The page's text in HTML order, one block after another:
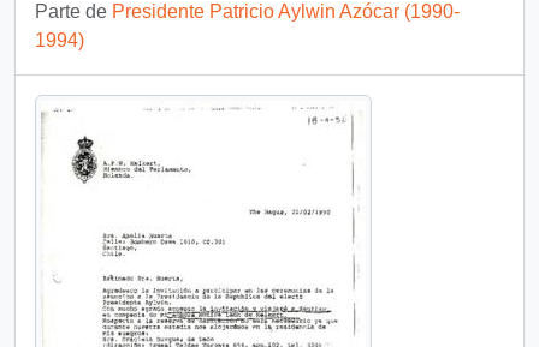
Parte de Presidente Patricio Aylwin Azócar (1990-
1994)